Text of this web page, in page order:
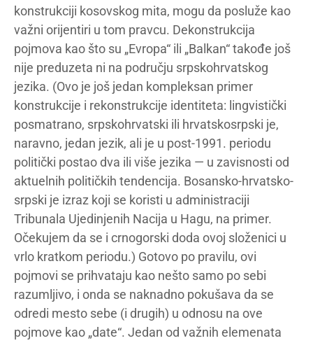
konstrukciji kosovskog mita, mogu da posluže kao
važni orijentiri u tom pravcu. Dekonstrukcija
pojmova kao što su „Evropa“ ili „Balkan“ takođe još
nije preduzeta ni na području srpskohrvatskog
jezika. (Ovo je još jedan kompleksan primer
konstrukcije i rekonstrukcije identiteta: lingvistički
posmatrano, srpskohrvatski ili hrvatskosrpski je,
naravno, jedan jezik, ali je u post-1991. periodu
politički postao dva ili više jezika — u zavisnosti od
aktuelnih političkih tendencija. Bosansko-hrvatsko-
srpski je izraz koji se koristi u administraciji
Tribunala Ujedinjenih Nacija u Hagu, na primer.
Očekujem da se i crnogorski doda ovoj složenici u
vrlo kratkom periodu.) Gotovo po pravilu, ovi
pojmovi se prihvataju kao nešto samo po sebi
razumljivo, i onda se naknadno pokušava da se
odredi mesto sebe (i drugih) u odnosu na ove
pojmove kao „date“. Jedan od važnih elemenata